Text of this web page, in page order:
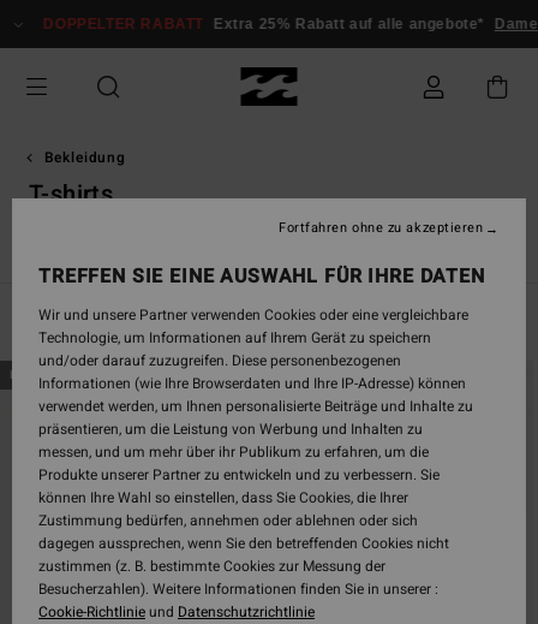
zur
Auswahl
springen
RABATT Extra 25% Rabatt auf alle angebote* Damen
Bekleidung
T-shirts
Filtern & Sortieren 274Ergebnisse
Direkt
zu
Filterkriterien
springen
Überspringen
und
filtern
BRANDNEU BRANDNEU
TREFFEN SIE EINE AUSWAHL FÜR IHRE DATEN
Wir und unsere Partner verwenden Cookies oder eine vergleichbare
Technologie, um Informationen auf Ihrem Gerät zu speichern
und/oder darauf zuzugreifen. Diese personenbezogenen
Informationen (wie Ihre Browserdaten und Ihre IP-Adresse) können
verwendet werden, um Ihnen personalisierte Beiträge und Inhalte zu
präsentieren, um die Leistung von Werbung und Inhalten zu
messen, und um mehr über ihr Publikum zu erfahren, um die
Produkte unserer Partner zu entwickeln und zu verbessern. Sie
können Ihre Wahl so einstellen, dass Sie Cookies, die Ihrer
Zustimmung bedürfen, annehmen oder ablehnen oder sich
dagegen aussprechen, wenn Sie den betreffenden Cookies nicht
zustimmen (z. B. bestimmte Cookies zur Messung der
Besucherzahlen). Weitere Informationen finden Sie in unserer :
Cookie-Richtlinieund Datenschutzrichtlinie
Fortfahren ohne zu akzeptieren